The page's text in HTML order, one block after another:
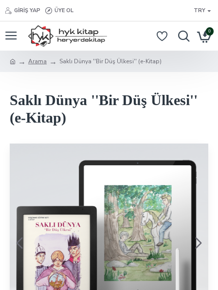
GIRIŞ YAP ÜYE OL TRY
0
Arama Saklı Dünya ''Bir Düş Ülkesi'' (e-Kitap)
Saklı Dünya ''Bir Düş Ülkesi''
(e-Kitap)